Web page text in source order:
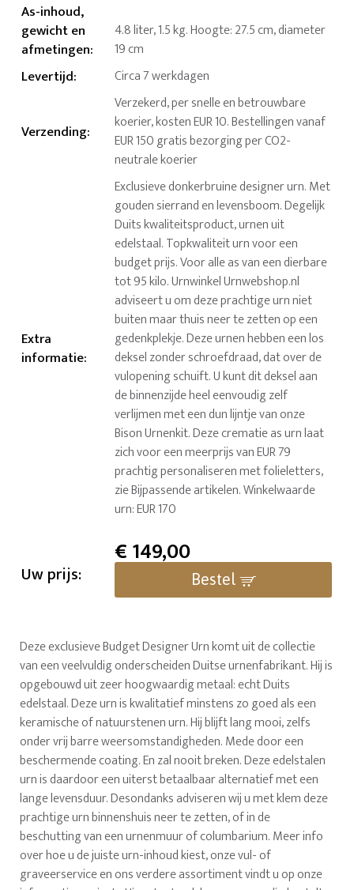
As-inhoud,
gewicht en
afmetingen:
4.8 liter, 1.5 kg. Hoogte: 27.5 cm, diameter
19 cm
Levertijd: Circa 7 werkdagen
Verzending:
Verzekerd, per snelle en betrouwbare
koerier, kosten EUR 10. Bestellingen vanaf
EUR 150 gratis bezorging per CO2-
neutrale koerier
Extra
informatie:
Exclusieve donkerbruine designer urn. Met
gouden sierrand en levensboom. Degelijk
Duits kwaliteitsproduct, urnen uit
edelstaal. Topkwaliteit urn voor een
budget prijs. Voor alle as van een dierbare
tot 95 kilo. Urnwinkel Urnwebshop.nl
adviseert u om deze prachtige urn niet
buiten maar thuis neer te zetten op een
gedenkplekje. Deze urnen hebben een los
deksel zonder schroefdraad, dat over de
vulopening schuift. U kunt dit deksel aan
de binnenzijde heel eenvoudig zelf
verlijmen met een dun lijntje van onze
Bison Urnenkit. Deze crematie as urn laat
zich voor een meerprijs van EUR 79
prachtig personaliseren met folieletters,
zie Bijpassende artikelen. Winkelwaarde
urn: EUR 170
Uw prijs:
€149,00
Bestel
Deze exclusieve Budget Designer Urn komt uit de collectie
van een veelvuldig onderscheiden Duitse urnenfabrikant. Hij is
opgebouwd uit zeer hoogwaardig metaal: echt Duits
edelstaal. Deze urn is kwalitatief minstens zo goed als een
keramische of natuurstenen urn. Hij blijft lang mooi, zelfs
onder vrij barre weersomstandigheden. Mede door een
beschermende coating. En zal nooit breken. Deze edelstalen
urn is daardoor een uiterst betaalbaar alternatief met een
lange levensduur. Desondanks adviseren wij u met klem deze
prachtige urn binnenshuis neer te zetten, of in de
beschutting van een urnenmuur of columbarium. Meer info
over hoe u de juiste urn-inhoud kiest, onze vul- of
graveerservice en ons verdere assortiment vindt u op onze